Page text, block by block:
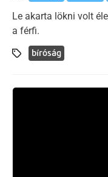
Le akarta lökni volt
a férfi.
bíróság